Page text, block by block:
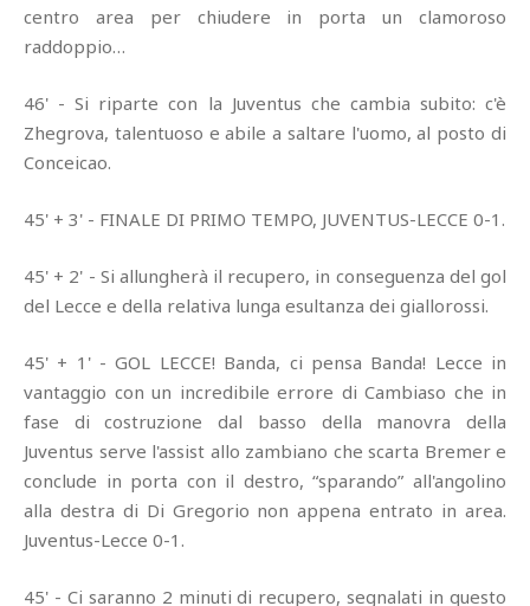
centro area per chiudere in porta un clamoroso
raddoppio…
46' - Si riparte con la Juventus che cambia subito: c'è
Zhegrova, talentuoso e abile a saltare l'uomo, al posto di
Conceicao.
45' + 3' - FINALE DI PRIMO TEMPO, JUVENTUS-LECCE 0-1.
45' + 2' - Si allungherà il recupero, in conseguenza del gol
del Lecce e della relativa lunga esultanza dei giallorossi.
45' + 1' - GOL LECCE! Banda, ci pensa Banda! Lecce in
vantaggio con un incredibile errore di Cambiaso che in
fase di costruzione dal basso della manovra della
Juventus serve l'assist allo zambiano che scarta Bremer e
conclude in porta con il destro, “sparando” all'angolino
alla destra di Di Gregorio non appena entrato in area.
Juventus-Lecce 0-1.
45' - Ci saranno 2 minuti di recupero, segnalati in questo